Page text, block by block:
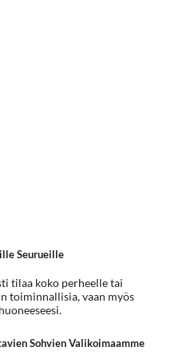
Seurueille
tilaa koko perheelle tai
toiminnallisia, vaan myös
Sohvien Valikoimaamme